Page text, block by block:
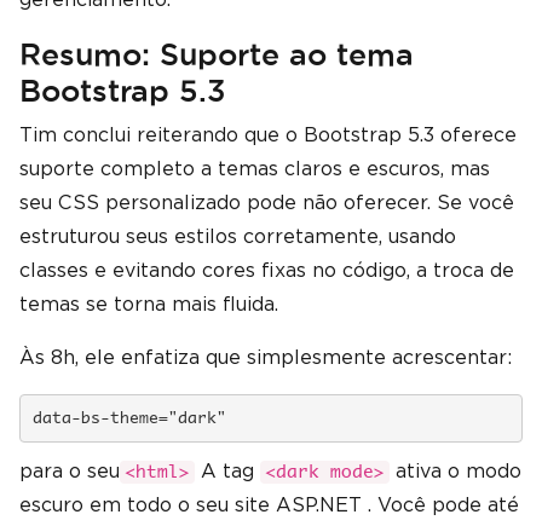
Resumo: Suporte ao tema
Bootstrap 5.3
Tim conclui reiterando que o Bootstrap 5.3 oferece
suporte completo a temas claros e escuros, mas
seu CSS personalizado pode não oferecer. Se você
estruturou seus estilos corretamente, usando
classes e evitando cores fixas no código, a troca de
temas se torna mais fluida.
Às 8h, ele enfatiza que simplesmente acrescentar:
data-bs-theme="dark"
para o seu <html> A tag <dark mode>
ativa o modo
escuro em todo o seu site ASP.NET . Você pode até